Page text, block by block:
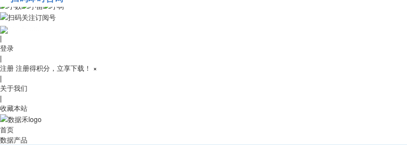
010-53689091
|
登录
|
注册 注册得积分，立享下载！ ×
|
关于我们
|
收藏本站
首页
数据产品